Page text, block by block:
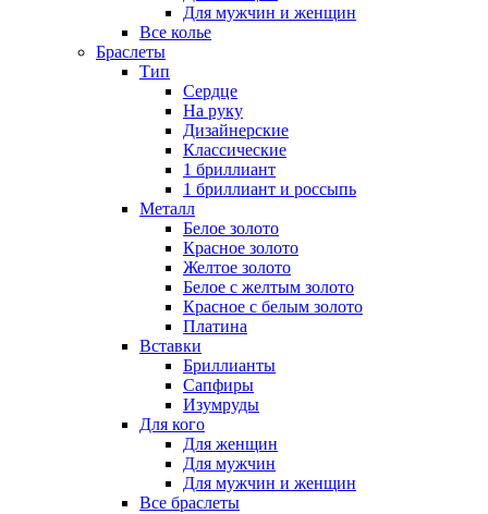
Для мужчин и женщин
Все колье
Браслеты
Тип
Сердце
На руку
Дизайнерские
Классические
1 бриллиант
1 бриллиант и россыпь
Металл
Белое золото
Красное золото
Желтое золото
Белое с желтым золото
Красное с белым золото
Платина
Вставки
Бриллианты
Сапфиры
Изумруды
Для кого
Для женщин
Для мужчин
Для мужчин и женщин
Все браслеты